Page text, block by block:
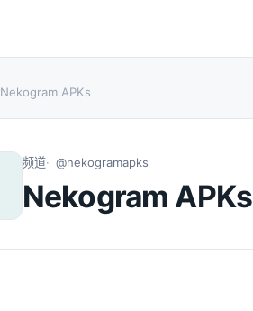
Nekogram APKs
频道 @nekogramapks
Nekogram APKs